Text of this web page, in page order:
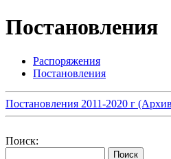
Постановления
Распоряжения
Постановления
Постановления 2011-2020 г
Поиск: